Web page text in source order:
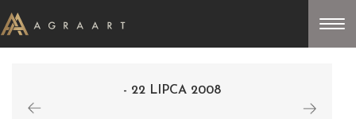
- 22 LIPCA 2008